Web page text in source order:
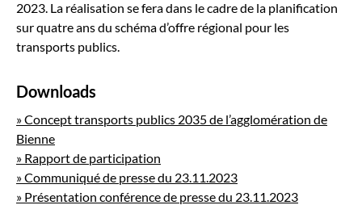
2023. La réalisation se fera dans le cadre de la planification
sur quatre ans du schéma d’offre régional pour les
transports publics.
Downloads
» Concept transports publics 2035 de l’agglomération de
Bienne
» Rapport de participation
» Communiqué de presse du 23.11.2023
» Présentation conférence de presse du 23.11.2023